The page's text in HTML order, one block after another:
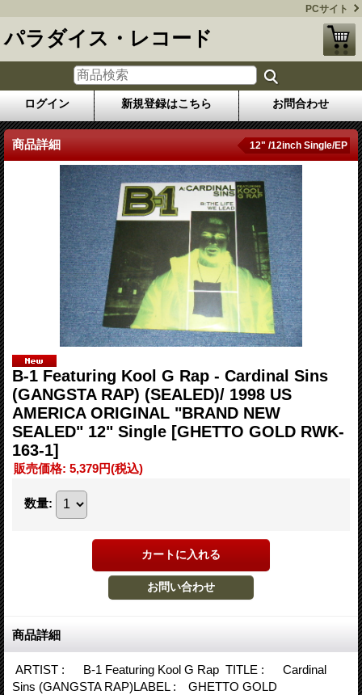
PCサイト
パラダイス・レコード
ログイン 新規登録はこちら お問合わせ
商品詳細 12" /12inch Single/EP
B-1 Featuring Kool G Rap - Cardinal Sins
(GANGSTA RAP) (SEALED)/ 1998 US
AMERICA ORIGINAL "BRAND NEW
SEALED" 12" Single [GHETTO GOLD RWK-
163-1]
販売価格: 5,379円(税込)
数量:
商品詳細
ARTIST : B-1 Featuring Kool G Rap TITLE : Cardinal
Sins (GANGSTA RAP)LABEL : GHETTO GOLD